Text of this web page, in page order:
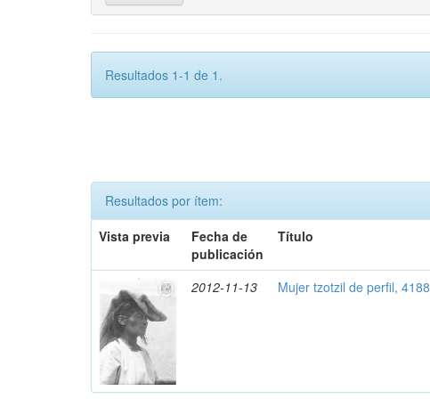
Resultados 1-1 de 1.
Resultados por ítem:
Vista previa
Fecha de
publicación
Título
2012-11-13 Mujer tzotzil de perfil, 4188